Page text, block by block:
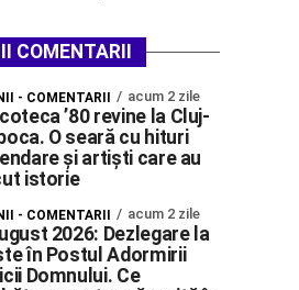
COMENTARII
- COMENTARII acum 2 zile
’80 revine la Cluj-
O seară cu hituri
și artiști care au
istorie
- COMENTARII acum 2 zile
2026: Dezlegare la
în Postul Adormirii
Domnului. Ce